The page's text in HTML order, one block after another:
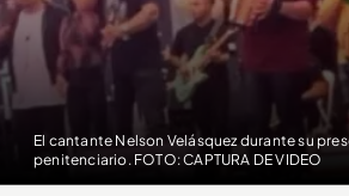
El cantante Nelson Velásquez durante su
penitenciario. FOTO: CAPTURA DE VIDEO